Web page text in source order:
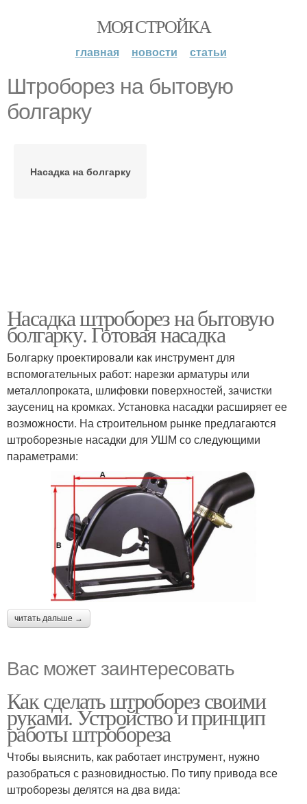
МОЯ СТРОЙКА
главная новости статьи
Штроборез на бытовую
болгарку
Насадка на болгарку
Насадка штроборез на бытовую
болгарку. Готовая насадка
Болгарку проектировали как инструмент для
вспомогательных работ: нарезки арматуры или
металлопроката, шлифовки поверхностей, зачистки
заусениц на кромках. Установка насадки расширяет ее
возможности. На строительном рынке предлагаются
штроборезные насадки для УШМ со следующими
параметрами:
читать дальше →
Вас может заинтересовать
Как сделать штроборез своими
руками. Устройство и принцип
работы штробореза
Чтобы выяснить, как работает инструмент, нужно
разобраться с разновидностью. По типу привода все
штроборезы делятся на два вида: